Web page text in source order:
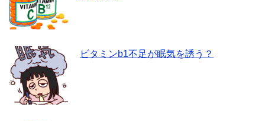
ビタミンb1不足が眠気を誘う？